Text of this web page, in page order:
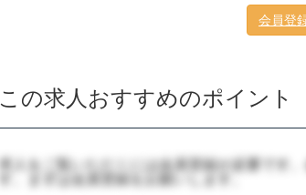
会員登
この求人おすすめのポイント
求人をご覧いただくには会員登録が必要です
す。まずは会員登録をお願いします。